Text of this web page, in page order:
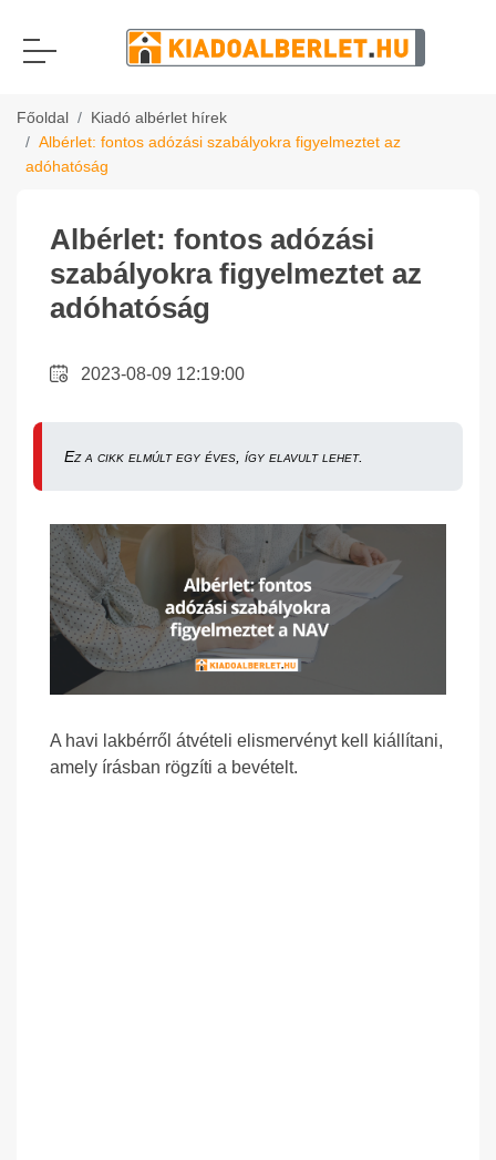
Főoldal
Kiadó albérlet hírek
Albérlet: fontos adózási szabályokra figyelmeztet az
adóhatóság
Albérlet: fontos adózási
szabályokra figyelmeztet az
adóhatóság
2023-08-09 12:19:00
Ez a cikk elmúlt egy éves, így elavult lehet.
A havi lakbérről átvételi elismervényt kell kiállítani,
amely írásban rögzíti a bevételt.